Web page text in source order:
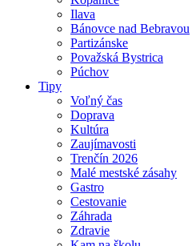
Ilava
Bánovce nad Bebravou
Partizánske
Považská Bystrica
Púchov
Tipy
Voľný čas
Doprava
Kultúra
Zaujímavosti
Trenčín 2026
Malé mestské zásahy
Gastro
Cestovanie
Záhrada
Zdravie